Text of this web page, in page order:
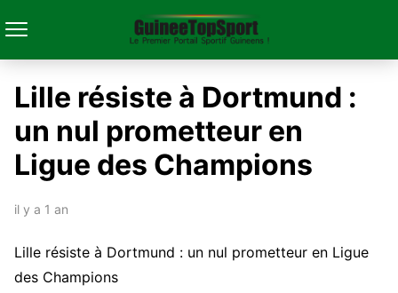
Lille résiste à Dortmund :
un nul prometteur en
Ligue des Champions
il y a 1 an
Lille résiste à Dortmund : un nul prometteur en Ligue
des Champions